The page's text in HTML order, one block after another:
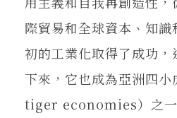
際貿易和全球資本、知
初的工業化取得了成功，
下來，它也成為亞洲四
tiger economies）之一